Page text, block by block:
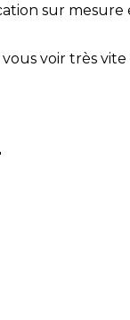
sur mesure
voir très